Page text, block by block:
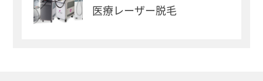
医療レーザー脱毛